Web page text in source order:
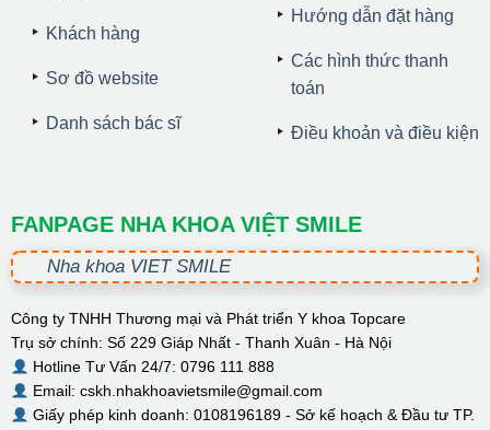
Khách hàng
Sơ đồ website
Danh sách bác sĩ
Hướng dẫn đặt hàng
Các hình thức thanh
toán
Điều khoản và điều kiện
FANPAGE NHA KHOA VIỆT SMILE
Nha khoa VIET SMILE
Công ty TNHH Thương mại và Phát triển Y khoa Topcare
Trụ sở chính: Số 229 Giáp Nhất - Thanh Xuân - Hà Nội
Hotline Tư Vấn 24/7: 0796 111 888
Email: cskh.nhakhoavietsmile@gmail.com
Giấy phép kinh doanh: 0108196189 - Sở kế hoạch & Đầu tư TP.